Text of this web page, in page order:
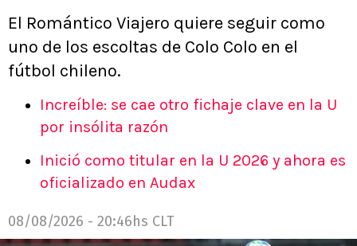
El Romántico Viajero quiere seguir como
uno de los escoltas de Colo Colo en el
fútbol chileno.
Increíble: se cae otro fichaje clave en la U
por insólita razón
Inició como titular en la U 2026 y ahora es
oficializado en Audax
08/08/2026 - 20:46hs CLT